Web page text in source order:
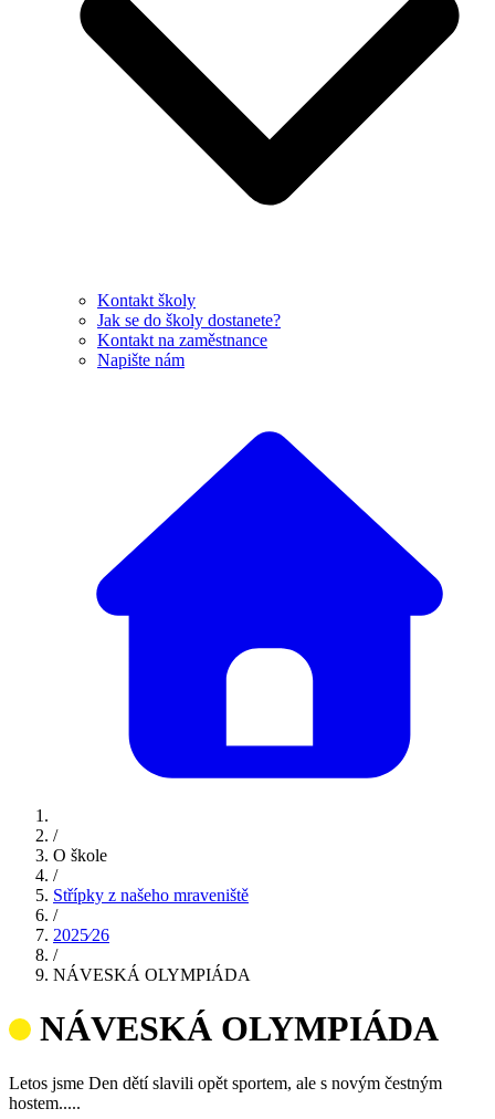
Kontakt školy
Jak se do školy dostanete?
Kontakt na zaměstnance
Napište nám
/
O škole
/
Střípky z našeho mraveniště
/
2025⁄26
/
NÁVESKÁ OLYMPIÁDA
NÁVESKÁ OLYMPIÁDA
Letos jsme Den dětí slavili opět sportem, ale s novým čestným
hostem.....